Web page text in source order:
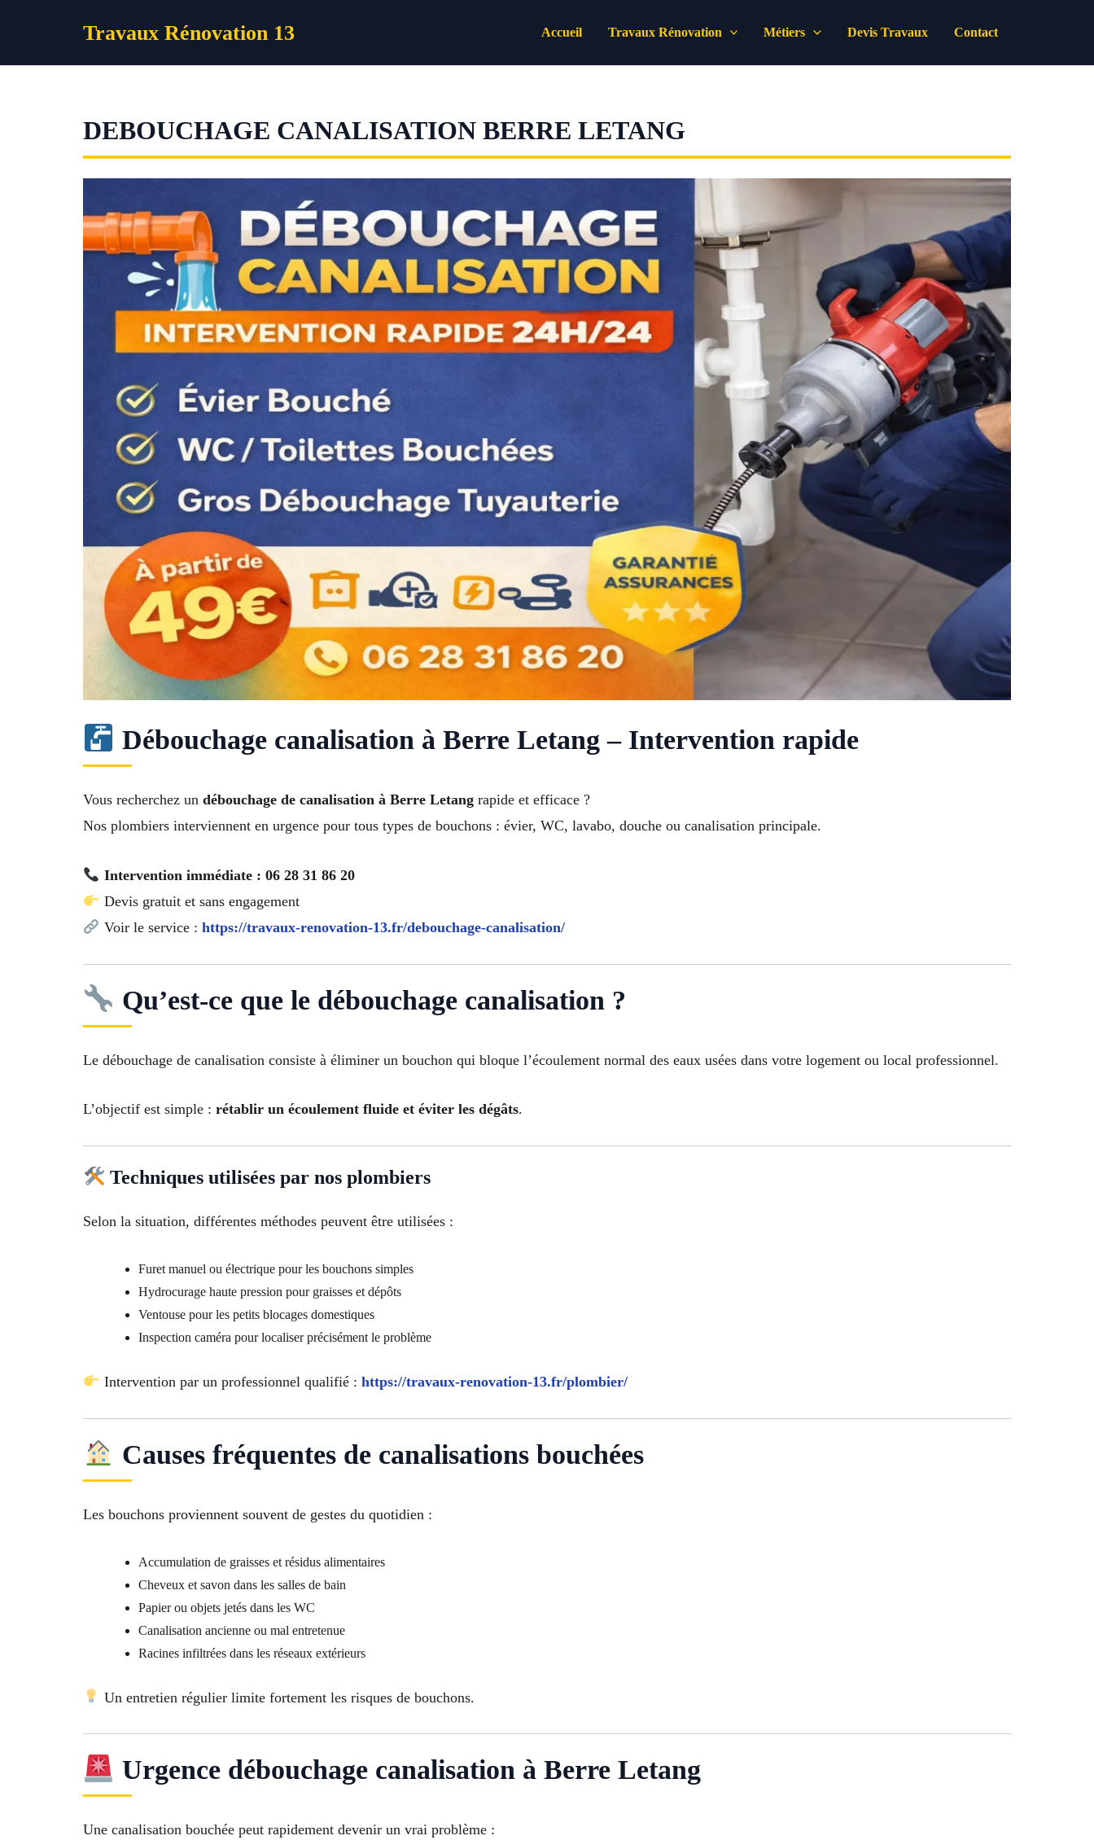
Travaux Rénovation 13 Accueil Travaux Rénovation Métiers Devis Travaux Contact
DEBOUCHAGE CANALISATION BERRE LETANG
Débouchage canalisation à Berre Letang – Intervention rapide
Vous recherchez un débouchage de canalisation à Berre Letang rapide et efficace ?
Nos plombiers interviennent en urgence pour tous types de bouchons : évier, WC, lavabo, douche ou canalisation principale.
Intervention immédiate : 06 28 31 86 20
Devis gratuit et sans engagement
Voir le service : https://travaux-renovation-13.fr/debouchage-canalisation/
Qu’est-ce que le débouchage canalisation ?
Le débouchage de canalisation consiste à éliminer un bouchon qui bloque l’écoulement normal des eaux usées dans votre logement ou local professionnel.
L’objectif est simple : rétablir un écoulement fluide et éviter les dégâts.
Techniques utilisées par nos plombiers
Selon la situation, différentes méthodes peuvent être utilisées :
Furet manuel ou électrique pour les bouchons simples
Hydrocurage haute pression pour graisses et dépôts
Ventouse pour les petits blocages domestiques
Inspection caméra pour localiser précisément le problème
Intervention par un professionnel qualifié : https://travaux-renovation-13.fr/plombier/
Causes fréquentes de canalisations bouchées
Les bouchons proviennent souvent de gestes du quotidien :
Accumulation de graisses et résidus alimentaires
Cheveux et savon dans les salles de bain
Papier ou objets jetés dans les WC
Canalisation ancienne ou mal entretenue
Racines infiltrées dans les réseaux extérieurs
Un entretien régulier limite fortement les risques de bouchons.
Urgence débouchage canalisation à Berre Letang
Une canalisation bouchée peut rapidement devenir un vrai problème :